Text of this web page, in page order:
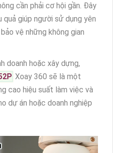
cần phải cơ hội gần. Đây
quả giúp người sử dụng yên
vệ những không gian
doanh hoặc xây dựng,
Xoay 360 sẽ là một
cao hiệu suất làm việc và
dự án hoặc doanh nghiệp